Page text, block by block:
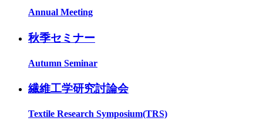
Annual Meeting
秋季セミナー
Autumn Seminar
繊維工学研究討論会
Textile Research Symposium(TRS)